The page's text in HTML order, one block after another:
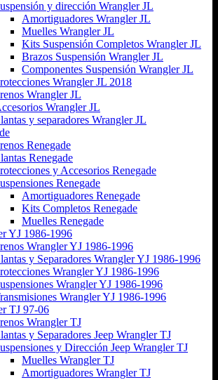
y dirección Wrangler JL
Amortiguadores Wrangler JL
Muelles Wrangler JL
Kits Suspensión Completos Wrangler JL
Brazos Suspensión Wrangler JL
Componentes Suspensión Wrangler JL
Wrangler JL 2018
Wrangler JL
Wrangler JL
y separadores Wrangler JL
Renegade
Renegade
y Accesorios Renegade
Renegade
Amortiguadores Renegade
Kits Completos Renegade
Muelles Renegade
YJ 1986-1996
Wrangler YJ 1986-1996
y Separadores Wrangler YJ 1986-1996
Wrangler YJ 1986-1996
Wrangler YJ 1986-1996
Wrangler YJ 1986-1996
TJ 97-06
Wrangler TJ
y Separadores Jeep Wrangler TJ
y Dirección Jeep Wrangler TJ
Muelles Wrangler TJ
Amortiguadores Wrangler TJ